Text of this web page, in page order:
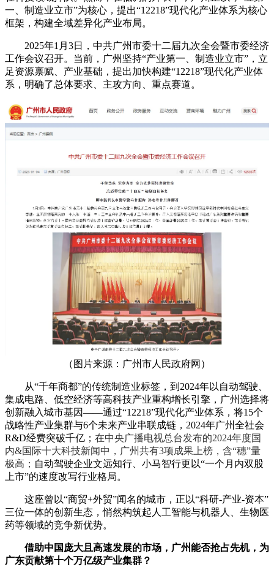
一、制造业立市”为核心，提出“12218”现代化产业体系为核心
框架，构建全域差异化产业布局。
2025年1月3日，中共广州市委十二届九次全会暨市委经济
工作会议召开。当前，广州坚持“产业第一、制造业立市”，立
足资源禀赋、产业基础，提出加快构建“12218”现代化产业体
系，明确了总体要求、主攻方向、重点赛道。
（图片来源：广州市人民政府网）
从“千年商都”的传统制造业标签，到2024年以自动驾驶、
集成电路、低空经济等高科技产业重构增长引擎，广州选择将
创新融入城市基因——通过“12218”现代化产业体系，将15个
战略性产业集群与6个未来产业串联成链，2024年广州全社会
R&D经费突破千亿； 在中央广播电视总台发布的2024年度国
内&国际十大科技新闻中，广州共有3项成果上榜，含“穗”量
极高； 自动驾驶企业文远知行、小马智行更以“一个月内双股
上市”的速度改写行业格局。
这座曾以“商贸+外贸”闻名的城市，正以“科研-产业-资本”
三位一体的创新生态，悄然构筑起人工智能与机器人、生物医
药等领域的竞争新优势。
借助中国庞大且高速发展的市场，广州能否抢占先机，为
广东贡献第十个万亿级产业集群？